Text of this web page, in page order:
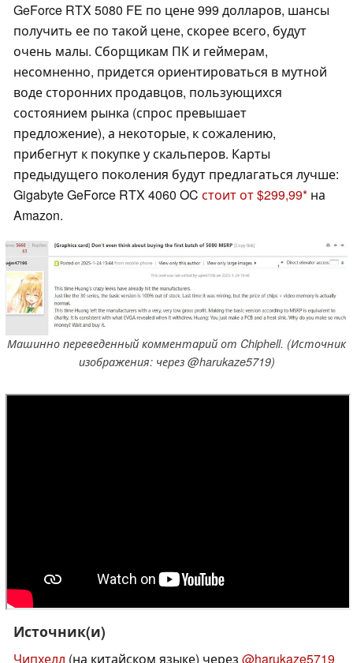
GeForce RTX 5080 FE по цене 999 долларов, шансы
получить ее по такой цене, скорее всего, будут
очень малы. Сборщикам ПК и геймерам,
несомненно, придется ориентироваться в мутной
воде сторонних продавцов, пользующихся
состоянием рынка (спрос превышает
предложение), а некоторые, к сожалению,
прибегнут к покупке у скальперов. Карты
предыдущего поколения будут предлагаться лучше:
Gigabyte GeForce RTX 4060 OC стоит от $299,99 на
Amazon.
Машинно переведенный комментарий от Chiphell. (Источник
изображения: через @harukaze5719)
Источник(и)
Чипхелл (на китайском языке) через @harukaze5719